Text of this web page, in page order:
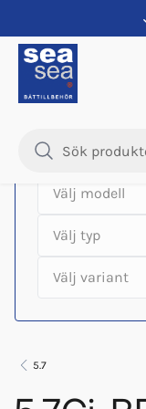
Hitta rätt
5.7